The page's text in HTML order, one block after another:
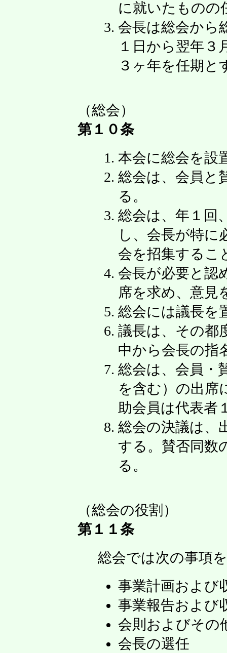
に就いたものの
会長は総会から
１日から翌年３
３ヶ年を任期と
（総会）
第１０条
本会に総会を設
総会は、会員と
る。
総会は、年１回
し、会長が特に
会を招集するこ
会長が必要と認
席を求め、意見
総会には議長を
議長は、その都
中から会長の指
総会は、会員・
を含む）の出席
助会員は代表者
総会の決議は、
する。賛否同数
る。
（総会の役割）
第１１条
総会では次の事項
事業計画および
事業報告および
会則およびその
会長の選任